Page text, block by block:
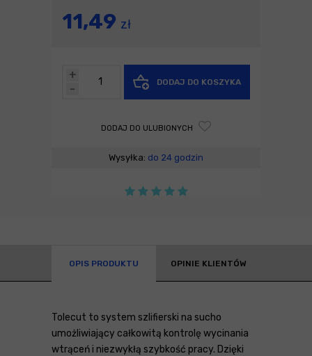
11,49 zł
-
+
DODAJ DO KOSZYKA
DODAJ DO ULUBIONYCH
Wysyłka: do 24 godzin
OPIS PRODUKTU OPINIE KLIENTÓW
Tolecut to system szlifierski na sucho
umożliwiający całkowitą kontrolę wycinania
wtrąceń i niezwykłą szybkość pracy. Dzięki